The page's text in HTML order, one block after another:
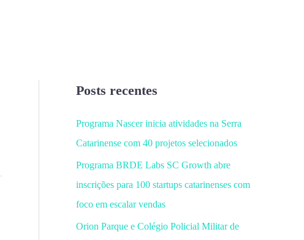
Posts recentes
Programa Nascer inicia atividades na Serra
Catarinense com 40 projetos selecionados
Programa BRDE Labs SC Growth abre
inscrições para 100 startups catarinenses com
foco em escalar vendas
Orion Parque e Colégio Policial Militar de